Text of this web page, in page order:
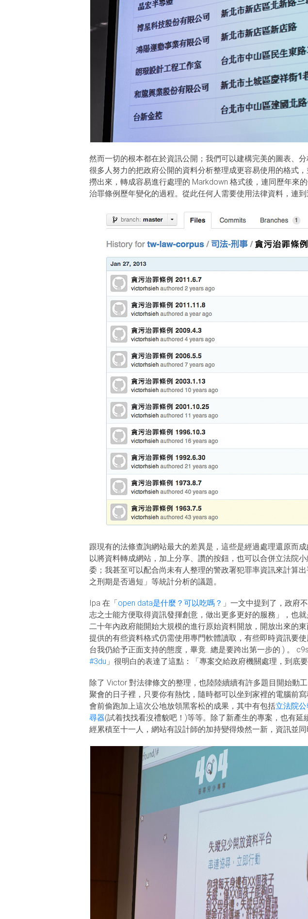
然而一切的根本都在於資訊公開；我們可以建構完美的圖表、
很多人努力的把政府公開的資料分析整理成更容易使用的格式
撈出來，轉成容易進行處理的 Markdown 格式後，連同歷年來
治罪條例歷年變化的過程。從此任何人需要使用法律資料，連
跟現有的法條查詢網站最大的差異是，這些是經過處理還原而
以將資料轉成網站，加上分享、讚的按鈕，也可以合併立法院
委；我甚至可以配合尚未有人整理的警政署犯罪率資訊來計算
之刑期是否過短」等統計分析的議題。
Ipa 在「open data是什麼？可以吃嗎？ 」一文中提到了，政府
志之士能方便取得資訊發揮創意，做出更多更好的服務」，也
二十年內政府能開始大規模的進行原始資料開放，開放出來的
提供的有些資料格式仍需使用專門軟體讀取，有些即時資訊要
台我仍給予正面支持的態度，畢竟.. 總是要跨出第一步的 ) 。
#3du 」很明白的表達了這點：「專案交給政府機關處理，到底
除了 Victor 對法律條文的整理，也陸陸續續有許多題目開始動
聚會的日子裡，只要你有熱忱，隨時都可以坐到家裡的電腦前
會前偷跑加上這次公地放領黑客松的成果，其中有包括立法院
尋器(試着找找看沒禮貌吧！)等等。除了新產生的專案，也有
經累積至十一人，網站有設計師的加持變得煥然一新，資訊並